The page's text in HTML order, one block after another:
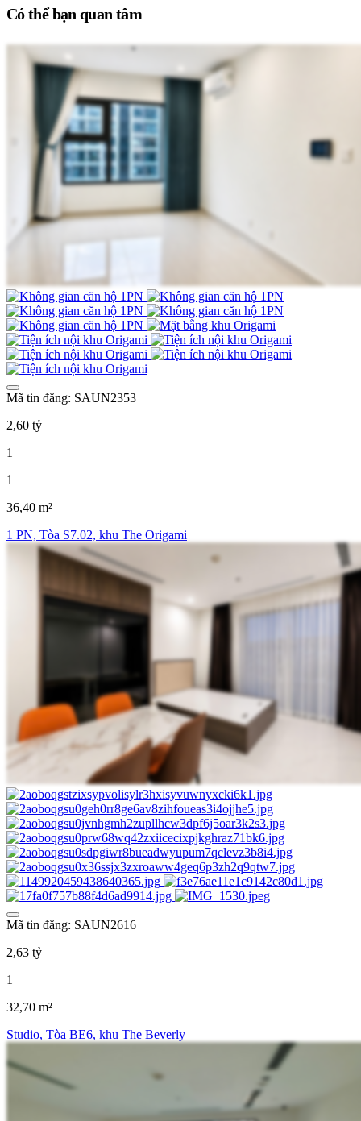
Có thể bạn quan tâm
Mã tin đăng: SAUN2353
2,60 tỷ
1
1
36,40 m²
1 PN, Tòa S7.02, khu The Origami
Mã tin đăng: SAUN2616
2,63 tỷ
1
32,70 m²
Studio, Tòa BE6, khu The Beverly